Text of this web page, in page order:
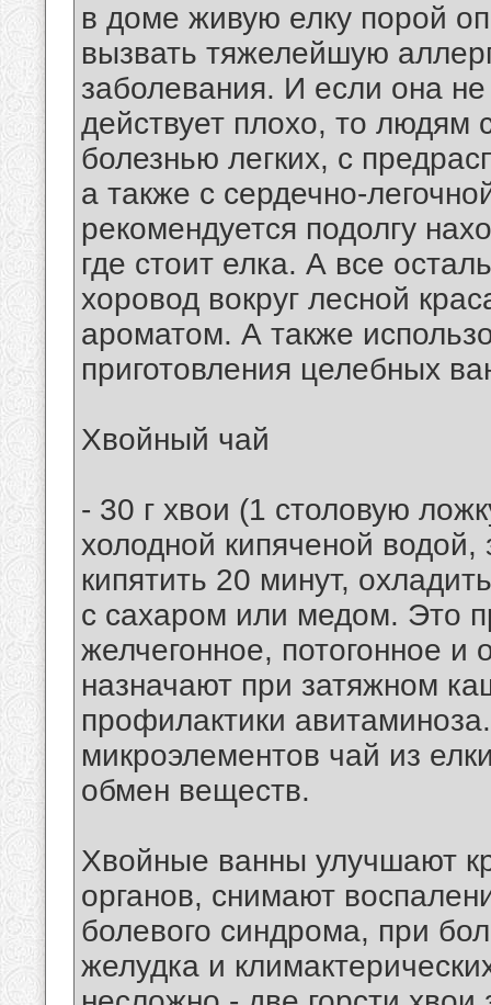
в доме живую елку порой
вызвать тяжелейшую
заболевания. И если она
действует плохо, то людям
болезнью легких, с
а также с сердечно-
рекомендуется подолгу
где стоит елка. А все
хоровод вокруг лесной
ароматом. А также
приготовления целебных
Хвойный чай
- 30 г хвои (1 столовую
холодной кипяченой водой,
кипятить 20 минут,
с сахаром или медом. Это
желчегонное, потогонное и
назначают при затяжном
профилактики
микроэлементов чай из
обмен веществ.
Хвойные ванны улучшают
органов, снимают
болевого синдрома, при
желудка и